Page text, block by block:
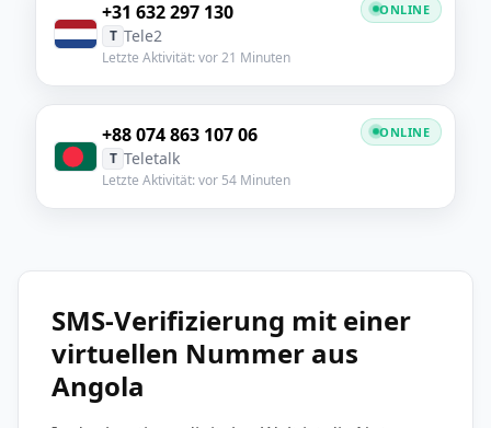
+31 632 297 130
T Tele2
Letzte Aktivität: vor 21 Minuten
ONLINE
+88 074 863 107 06
T Teletalk
Letzte Aktivität: vor 54 Minuten
ONLINE
SMS-Verifizierung mit einer
virtuellen Nummer aus
Angola